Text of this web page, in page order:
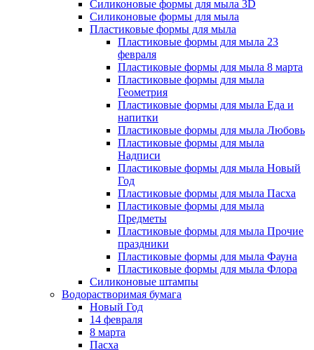
Силиконовые формы для мыла 3D
Силиконовые формы для мыла
Пластиковые формы для мыла
Пластиковые формы для мыла 23
февраля
Пластиковые формы для мыла 8 марта
Пластиковые формы для мыла
Геометрия
Пластиковые формы для мыла Еда и
напитки
Пластиковые формы для мыла Любовь
Пластиковые формы для мыла
Надписи
Пластиковые формы для мыла Новый
Год
Пластиковые формы для мыла Пасха
Пластиковые формы для мыла
Предметы
Пластиковые формы для мыла Прочие
праздники
Пластиковые формы для мыла Фауна
Пластиковые формы для мыла Флора
Силиконовые штампы
Водорастворимая бумага
Новый Год
14 февраля
8 марта
Пасха